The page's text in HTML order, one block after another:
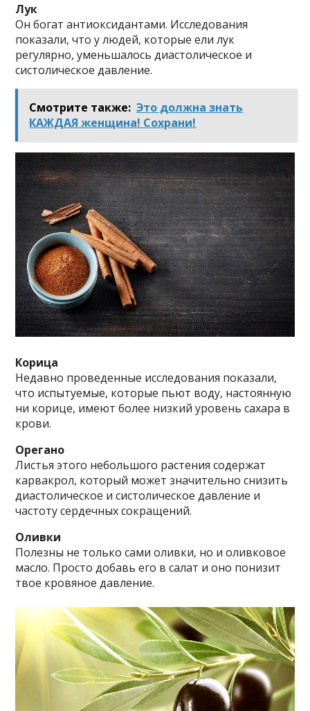
Лук
Он богат антиоксидантами. Исследования
показали, что у людей, которые ели лук
регулярно, уменьшалось диастолическое и
систолическое давление.
Смотрите также: Это должна знать
КАЖДАЯ женщина! Сохрани!
Корица
Недавно проведенные исследования показали,
что испытуемые, которые пьют воду, настоянную
ни корице, имеют более низкий уровень сахара в
крови.
Орегано
Листья этого небольшого растения содержат
карвакрол, который может значительно снизить
диастолическое и систолическое давление и
частоту сердечных сокращений.
Оливки
Полезны не только сами оливки, но и оливковое
масло. Просто добавь его в салат и оно понизит
твое кровяное давление.